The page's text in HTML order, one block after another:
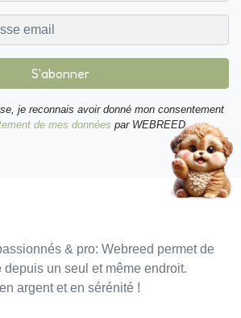
S'abonner
je reconnais avoir donné mon consentement
de mes données par WEBREED.
& pro: Webreed permet de
depuis un seul et même endroit.
argent et en sérénité !